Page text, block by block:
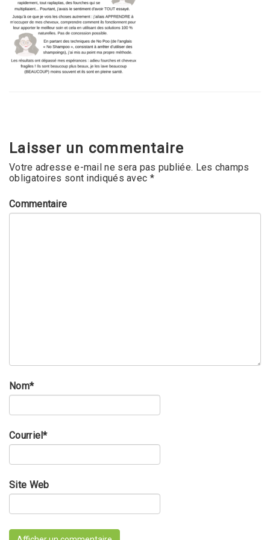
Laisser un commentaire
Votre adresse e-mail ne sera pas publiée. Les champs
obligatoires sont indiqués avec *
Commentaire
Nom*
Courriel*
Site Web